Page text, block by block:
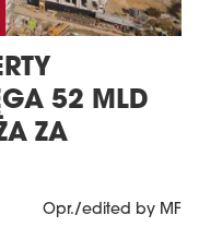
52 MLD
ZA
Opr./edited by MF
arrow_forward